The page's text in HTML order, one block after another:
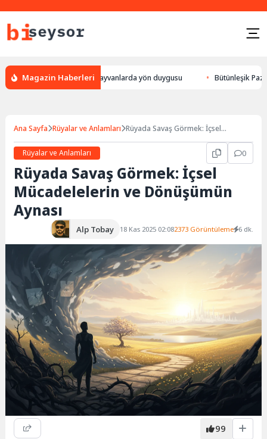
Magazin Haberleri
leylek yön bulması, hayvanlarda yön duygusu Bütünleşik
Ana Sayfa Rüyalar ve Anlamları Rüyada Savaş Görmek: İçsel
Rüyalar ve Anlamları
0
Rüyada Savaş Görmek: İçsel
Mücadelelerin ve Dönüşümün
Aynası
Alp Tobay 18 Kas 2025 02:082373 Görüntüleme 6 dk.
99